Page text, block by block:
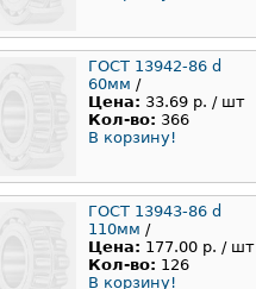
ГОСТ 13942-86 d
60мм /
Цена: 33.69 р. / шт
Кол-во: 366
В корзину!
ГОСТ 13943-86 d
110мм /
Цена: 177.00 р. / шт
Кол-во: 126
В корзину!